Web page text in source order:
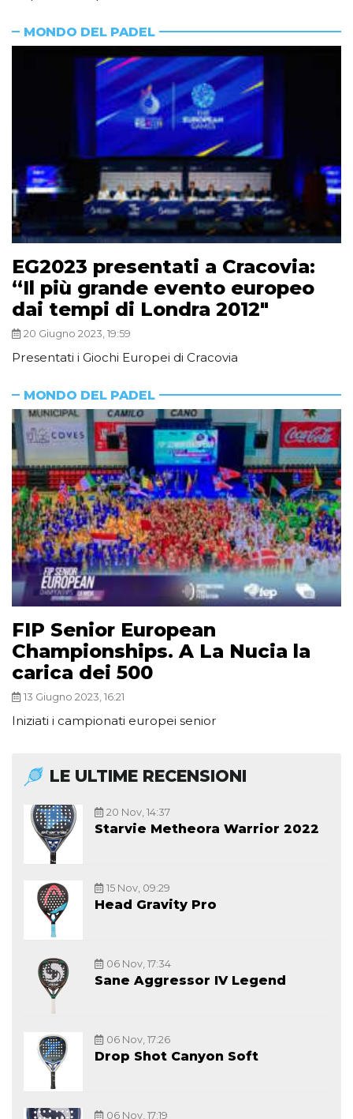
MONDO DEL PADEL
EG2023 presentati a Cracovia:
“Il più grande evento europeo
dai tempi di Londra 2012″
20 Giugno 2023, 19:59
Presentati i Giochi Europei di Cracovia
MONDO DEL PADEL
FIP Senior European
Championships. A La Nucia la
carica dei 500
13 Giugno 2023, 16:21
Iniziati i campionati europei senior
LE ULTIME RECENSIONI
20 Nov, 14:37
Starvie Metheora Warrior 2022
15 Nov, 09:29
Head Gravity Pro
06 Nov, 17:34
Sane Aggressor IV Legend
06 Nov, 17:26
Drop Shot Canyon Soft
06 Nov, 17:19